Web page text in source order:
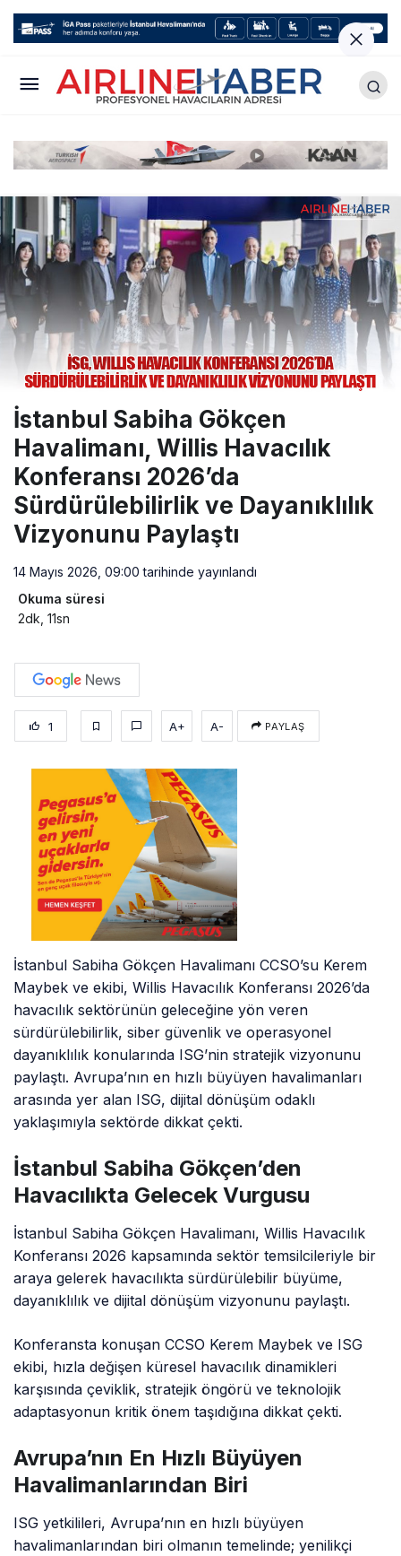
İstanbul Sabiha Gökçen
Havalimanı, Willis Havacılık
Konferansı 2026’da
Sürdürülebilirlik ve Dayanıklılık
Vizyonunu Paylaştı
14 Mayıs 2026, 09:00 tarihinde yayınlandı
Okuma süresi
2dk, 11sn
1 A+ A- PAYLAŞ
İstanbul Sabiha Gökçen Havalimanı CCSO’su Kerem
Maybek ve ekibi, Willis Havacılık Konferansı 2026’da
havacılık sektörünün geleceğine yön veren
sürdürülebilirlik, siber güvenlik ve operasyonel
dayanıklılık konularında ISG’nin stratejik vizyonunu
paylaştı. Avrupa’nın en hızlı büyüyen havalimanları
arasında yer alan ISG, dijital dönüşüm odaklı
yaklaşımıyla sektörde dikkat çekti.
İstanbul Sabiha Gökçen’den
Havacılıkta Gelecek Vurgusu
İstanbul Sabiha Gökçen Havalimanı, Willis Havacılık
Konferansı 2026 kapsamında sektör temsilcileriyle bir
araya gelerek havacılıkta sürdürülebilir büyüme,
dayanıklılık ve dijital dönüşüm vizyonunu paylaştı.
Konferansta konuşan CCSO Kerem Maybek ve ISG
ekibi, hızla değişen küresel havacılık dinamikleri
karşısında çeviklik, stratejik öngörü ve teknolojik
adaptasyonun kritik önem taşıdığına dikkat çekti.
Avrupa’nın En Hızlı Büyüyen
Havalimanlarından Biri
ISG yetkilileri, Avrupa’nın en hızlı büyüyen
havalimanlarından biri olmanın temelinde; yenilikçi